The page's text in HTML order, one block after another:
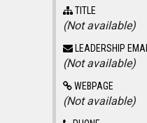
TITLE
(Not available)
LEADERSHIP EMAIL
(Not available)
WEBPAGE
(Not available)